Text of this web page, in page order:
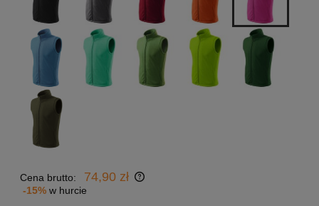
Cena brutto: 74,90 zł
-15% w hurcie